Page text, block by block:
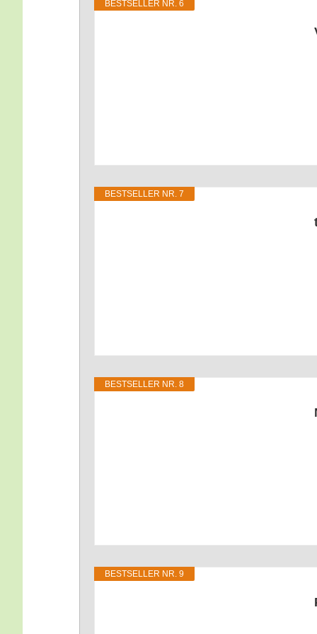
BEST­SEL­LER NR. 6
BEST­SEL­LER NR. 7
BEST­SEL­LER NR. 8
BEST­SEL­LER NR. 9